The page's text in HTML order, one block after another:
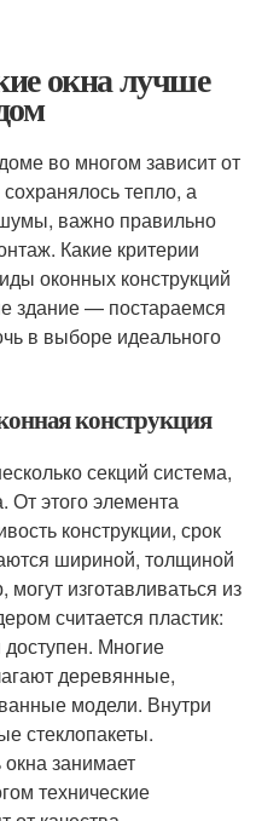
окна лучше
во многом зависит от
тепло, а
важно правильно
Какие критерии
оконных конструкций
здание — постараемся
в выборе идеального
конструкция
секций система,
От этого элемента
конструкции, срок
шириной, толщиной
изготавливаться из
считается пластик:
доступен. Многие
деревянные,
модели. Внутри
стеклопакеты.
занимает
технические